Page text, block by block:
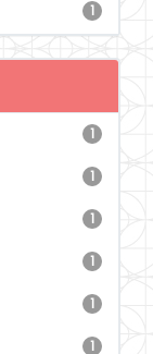
1
1
1
1
1
1
1